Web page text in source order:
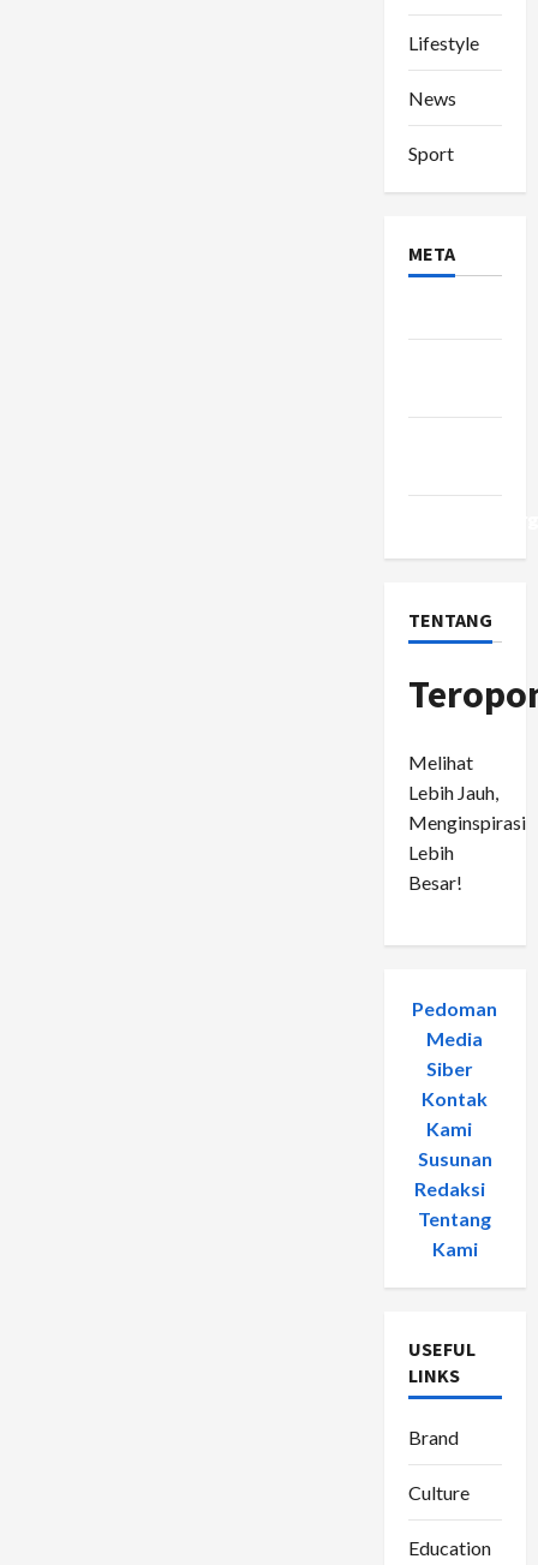
Lifestyle
News
Sport
META
TENTANG
Melihat
Lebih Jauh,
Menginspirasi
Lebih
Besar!
Pedoman
Media
Siber-
Kontak
Kami
Susunan
Redaksi-
Tentang
Kami
USEFUL
LINKS
Brand
Culture
Education